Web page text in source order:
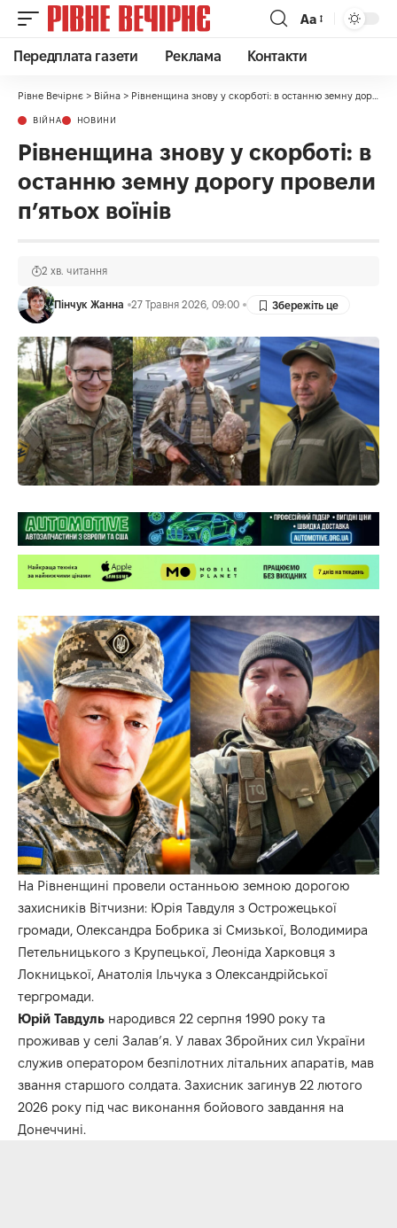
Аа
Передплата газети Реклама Контакти
Рівне Вечірнє > Війна > Рівненщина знову у скорботі: в останню земну дорогу провели п’ятьох воїнів
ВІЙНА НОВИНИ
Рівненщина знову у скорботі: в
останню земну дорогу провели
п’ятьох воїнів
Пінчук Жанна 27 Травня 2026, 09:00
2 хв. читання
На Рівненщині провели останньою земною дорогою
захисників Вітчизни: Юрія Тавдуля з Острожецької
громади, Олександра Бобрика зі Смизької, Володимира
Петельницького з Крупецької, Леоніда Харковця з
Локницької, Анатолія Ільчука з Олександрійської
тергромади.
Юрій Тавдуль народився 22 серпня 1990 року та
проживав у селі Залав’я. У лавах Збройних сил України
служив оператором безпілотних літальних апаратів, мав
звання старшого солдата. Захисник загинув 22 лютого
2026 року під час виконання бойового завдання на
Донеччині.